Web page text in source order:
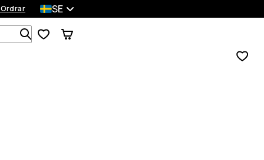
SE
Sök bland 1 000+ produkter